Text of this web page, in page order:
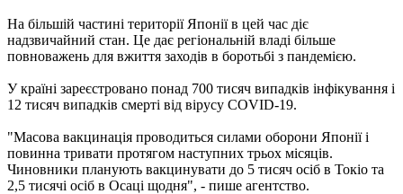
На більшій частині території Японії в цей час діє
надзвичайний стан. Це дає регіональній владі більше
повноважень для вжиття заходів в боротьбі з пандемією.
У країні зареєстровано понад 700 тисяч випадків інфікування і
12 тисяч випадків смерті від вірусу COVID-19.
"Масова вакцинація проводиться силами оборони Японії і
повинна тривати протягом наступних трьох місяців.
Чиновники планують вакцинувати до 5 тисяч осіб в Токіо та
2,5 тисячі осіб в Осаці щодня", - пише агентство.